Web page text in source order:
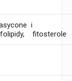
i
fitosterole